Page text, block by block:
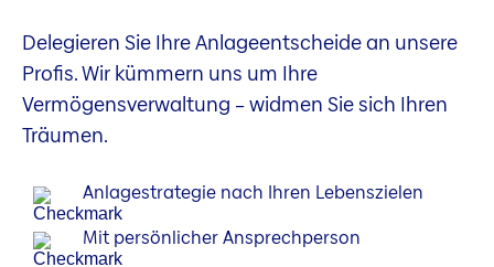
Delegieren Sie Ihre Anlageentscheide an unsere
Profis. Wir kümmern uns um Ihre
Vermögensverwaltung – widmen Sie sich Ihren
Träumen.
Anlagestrategie nach Ihren Lebenszielen
Mit persönlicher Ansprechperson